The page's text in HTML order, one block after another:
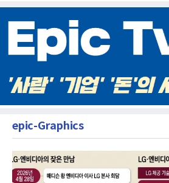
epic-Graphics